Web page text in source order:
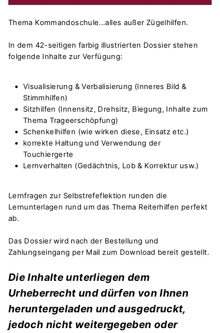
Thema Kommandoschule...alles außer Zügelhilfen.
In dem 42-seitigen farbig illustrierten Dossier stehen
folgende Inhalte zur Verfügung:
Visualisierung & Verbalisierung (Inneres Bild &
Stimmhilfen)
Sitzhilfen (Innensitz, Drehsitz, Biegung, Inhalte zum
Thema Trageerschöpfung)
Schenkelhilfen (wie wirken diese, Einsatz etc.)
korrekte Haltung und Verwendung der
Touchiergerte
Lernverhalten (Gedächtnis, Lob & Korrektur usw.)
Lernfragen zur Selbstrefeflektion runden die
Lernunterlagen rund um das Thema Reiterhilfen perfekt
ab.
Das Dossier wird nach der Bestellung und
Zahlungseingang per Mail zum Download bereit gestellt.
Die Inhalte unterliegen dem
Urheberrecht und dürfen von Ihnen
heruntergeladen und ausgedruckt,
jedoch nicht weitergegeben oder